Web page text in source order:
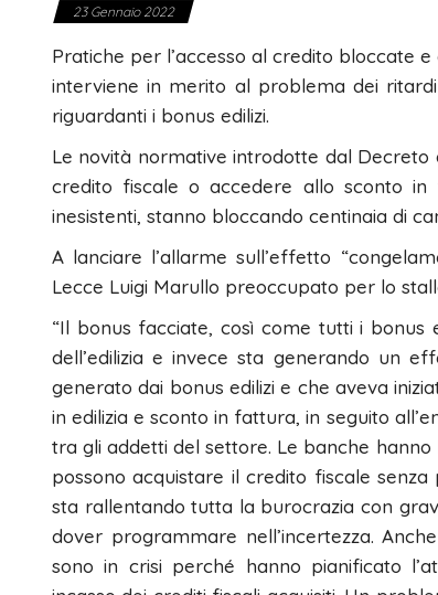
23 Gennaio 2022
Pratiche per l’accesso al credito bloccate
interviene in merito al problema dei
riguardanti i bonus edilizi.
Le novità normative introdotte dal
credito fiscale o accedere allo sconto
inesistenti, stanno bloccando centinaia di
A lanciare l’allarme sull’effetto
Lecce Luigi Marullo preoccupato per lo
“Il bonus facciate, così come tutti i
dell’edilizia e invece sta generando un
generato dai bonus edilizi e che aveva
in edilizia e sconto in fattura, in seguito
tra gli addetti del settore. Le banche hanno
possono acquistare il credito fiscale
sta rallentando tutta la burocrazia con
dover programmare nell’incertezza.
sono in crisi perché hanno pianificato